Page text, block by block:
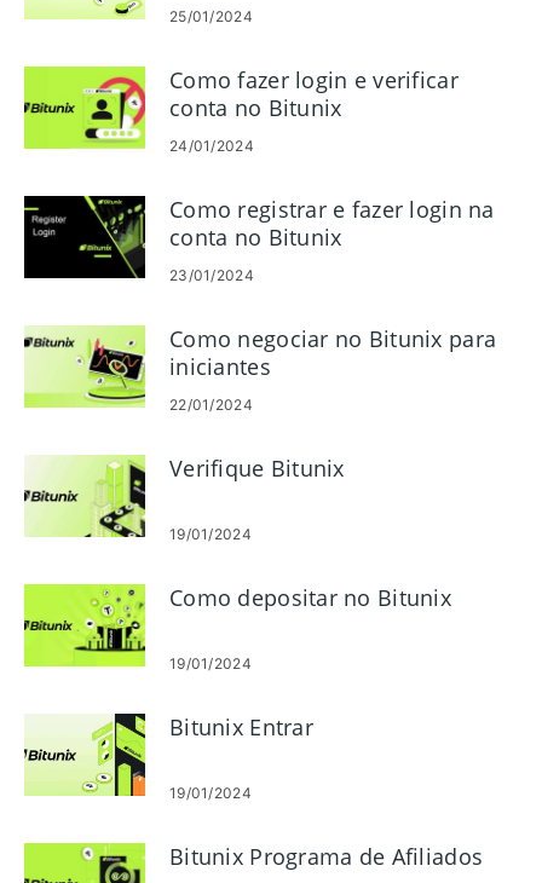
25/01/2024
Como fazer login e verificar
conta no Bitunix
24/01/2024
Como registrar e fazer login na
conta no Bitunix
23/01/2024
Como negociar no Bitunix para
iniciantes
22/01/2024
Verifique Bitunix
19/01/2024
Como depositar no Bitunix
19/01/2024
Bitunix Entrar
19/01/2024
Bitunix Programa de Afiliados